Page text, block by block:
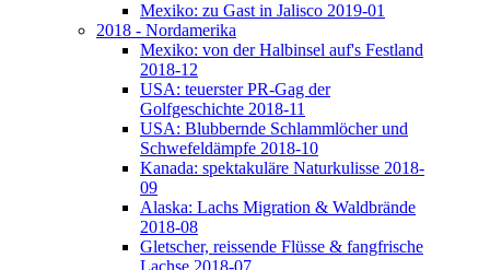
Mexiko: zu Gast in Jalisco 2019-01
2018 - Nordamerika
Mexiko: von der Halbinsel auf's Festland
2018-12
USA: teuerster PR-Gag der
Golfgeschichte 2018-11
USA: Blubbernde Schlammlöcher und
Schwefeldämpfe 2018-10
Kanada: spektakuläre Naturkulisse 2018-
09
Alaska: Lachs Migration & Waldbrände
2018-08
Gletscher, reissende Flüsse & fangfrische
Lachse 2018-07